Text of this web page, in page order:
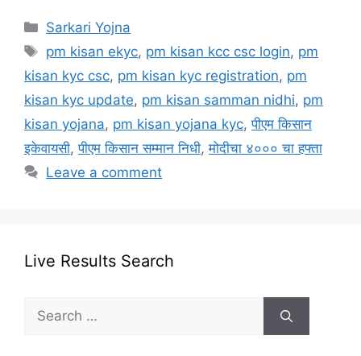
Categories
Sarkari Yojna
Tags
pm kisan ekyc, pm kisan kcc csc login, pm
kisan kyc csc, pm kisan kyc registration, pm
kisan kyc update, pm kisan samman nidhi, pm
kisan yojana, pm kisan yojana kyc,पीएम किसान
इकेवायसी,पीएम किसान सम्मान निधी,मोदीचा ४००० चा हफ्ता
Leave a comment
Live Results Search
Search
for: